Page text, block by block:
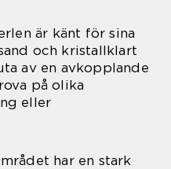
är känt för sina
och kristallklart
av en avkopplande
på olika
eller
har en stark